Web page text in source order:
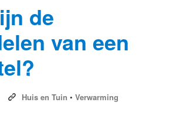
de
van een
Huis en Tuin •Verwarming